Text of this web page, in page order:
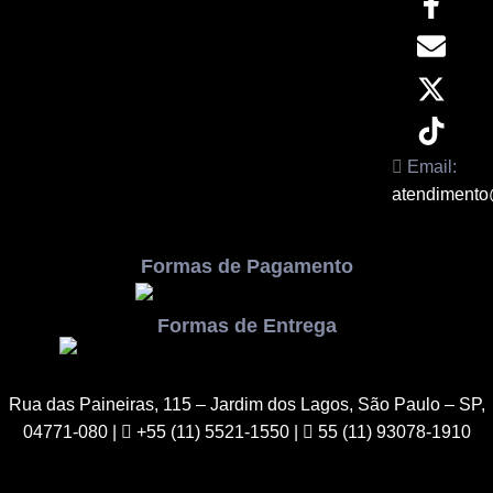
Email:
Formas de Pagamento
Formas de Entrega
Rua das Paineiras, 115 – Jardim dos Lagos, São Paulo – SP,
04771-080| +55 (11) 5521-1550 | 55 (11) 93078-1910